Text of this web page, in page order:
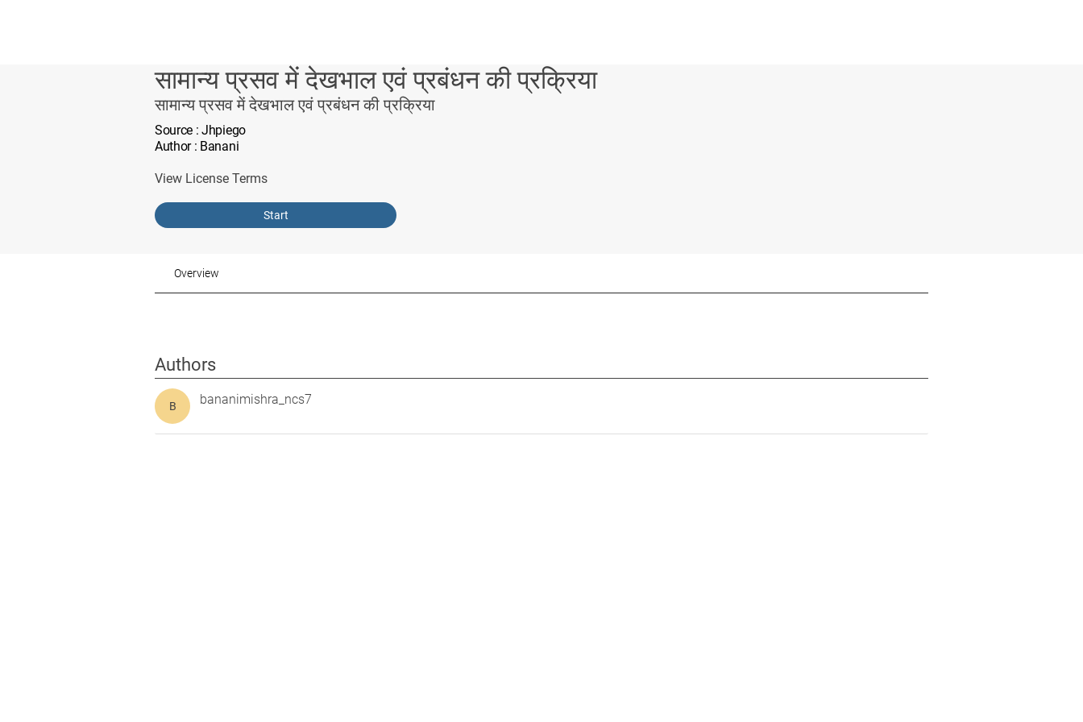
सामान्य प्रसव में देखभाल एवं प्रबंधन की प्रक्रिया
सामान्य प्रसव में देखभाल एवं प्रबंधन की प्रक्रिया
Source : Jhpiego
Author: Banani
View License Terms
Start
Overview
Authors
B bananimishra_ncs7